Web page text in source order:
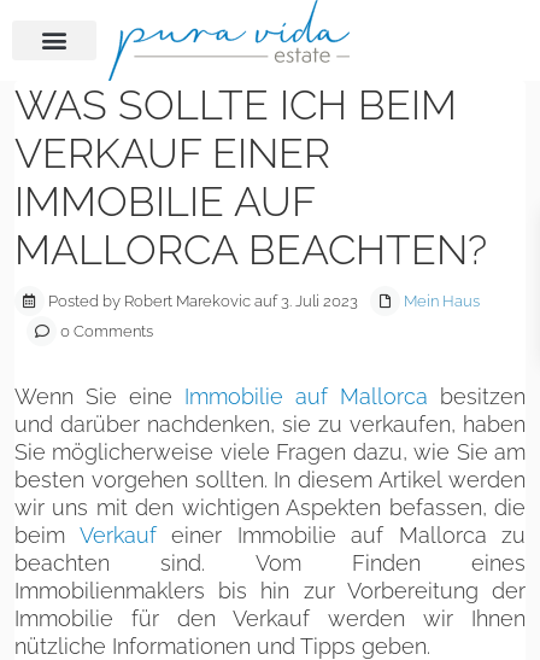
WAS SOLLTE ICH BEIM
VERKAUF EINER
IMMOBILIE AUF
MALLORCA BEACHTEN?
Posted by Robert Marekovic auf 3. Juli 2023
Mein Haus
0 Comments
Wenn Sie eine Immobilie auf Mallorca besitzen
und darüber nachdenken, sie zu verkaufen, haben
Sie möglicherweise viele Fragen dazu, wie Sie am
besten vorgehen sollten. In diesem Artikel werden
wir uns mit den wichtigen Aspekten befassen, die
beim Verkaufeiner Immobilie auf Mallorca zu
beachten sind. Vom Finden eines
Immobilienmaklers bis hin zur Vorbereitung der
Immobilie für den Verkauf werden wir Ihnen
nützliche Informationen und Tipps geben.